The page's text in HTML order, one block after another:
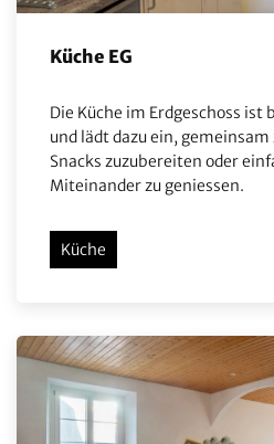
Küche EG
Die Küche im Erdgeschoss
und lädt dazu ein,
Snacks zuzubereiten oder
Miteinander zu geniessen.
Küche